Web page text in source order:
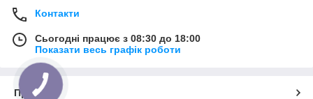
Контакти
Сьогодні працює з 08:30 до 18:00
Показати весь графік роботи
Про нас